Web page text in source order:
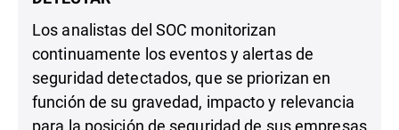
Los analistas del SOC monitorizan
continuamente los eventos y alertas de
seguridad detectados, que se priorizan en
función de su gravedad, impacto y relevancia